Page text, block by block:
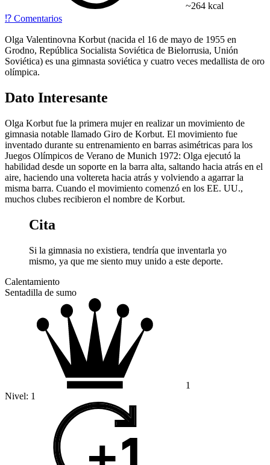
~264 kcal
⁉️ Comentarios
Olga Valentinovna Korbut (nacida el 16 de mayo de 1955 en
Grodno, República Socialista Soviética de Bielorrusia, Unión
Soviética) es una gimnasta soviética y cuatro veces medallista de oro
olímpica.
Dato Interesante
Olga Korbut fue la primera mujer en realizar un movimiento de
gimnasia notable llamado Giro de Korbut. El movimiento fue
inventado durante su entrenamiento en barras asimétricas para los
Juegos Olímpicos de Verano de Munich 1972: Olga ejecutó la
habilidad desde un soporte en la barra alta, saltando hacia atrás en el
aire, haciendo una voltereta hacia atrás y volviendo a agarrar la
misma barra. Cuando el movimiento comenzó en los EE. UU.,
muchos clubes recibieron el nombre de Korbut.
Cita
Si la gimnasia no existiera, tendría que inventarla yo
mismo, ya que me siento muy unido a este deporte.
Calentamiento
Sentadilla de sumo
1
Nivel: 1